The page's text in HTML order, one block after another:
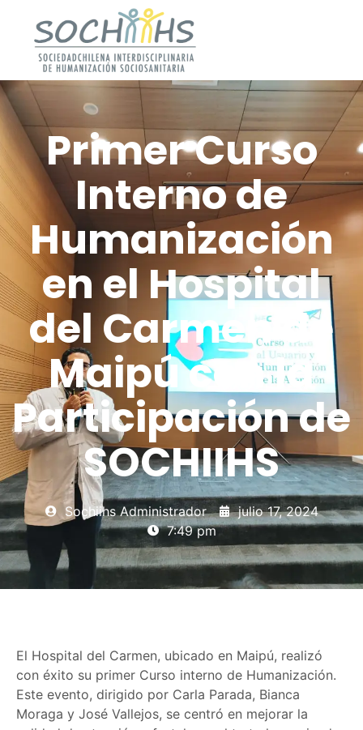
Primer Curso
Interno de
Humanización
en el Hospital
del Carmen de
Maipú con la
Participación de
SOCHIIHS
Sochiihs Administrador
julio 17, 2024
7:49 pm
El Hospital del Carmen, ubicado en Maipú, realizó
con éxito su primer Curso interno de Humanización.
Este evento, dirigido por Carla Parada, Bianca
Moraga y José Vallejos, se centró en mejorar la